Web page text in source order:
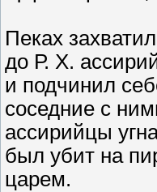
Пеках
до Р. Х.
и подчинил
соседние с
ассирийцы
был убит на
царем.